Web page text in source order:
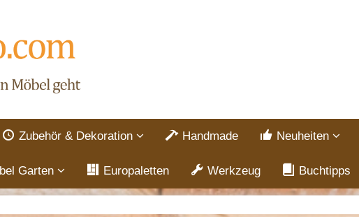
Zubehör & Dekoration Handmade Neuheiten
Garten Europaletten Werkzeug Buchtipps